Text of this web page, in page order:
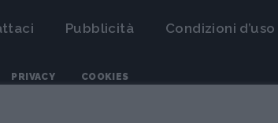
Pubblicità Condizioni d’uso
PRIVACY COOKIES